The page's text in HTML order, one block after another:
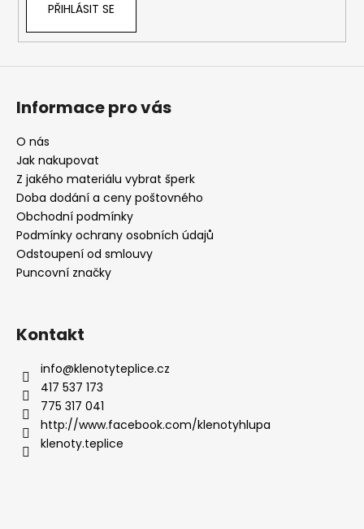
PŘIHLÁSIT SE
Informace pro vás
O nás
Jak nakupovat
Z jakého materiálu vybrat šperk
Doba dodání a ceny poštovného
Obchodní podmínky
Podmínky ochrany osobních údajů
Odstoupení od smlouvy
Puncovní značky
Kontakt
info@klenotyteplice.cz
417 537 173
775 317 041
http://www.facebook.com/klenotyhlupa
klenoty.teplice